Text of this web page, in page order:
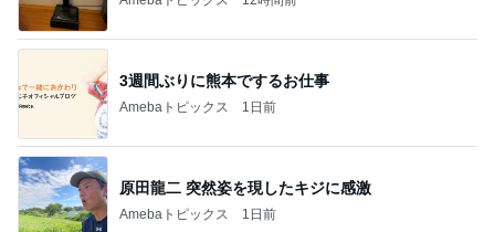
原田龍二 突然姿を現したキジに感激
Amebaトピックス 1日前